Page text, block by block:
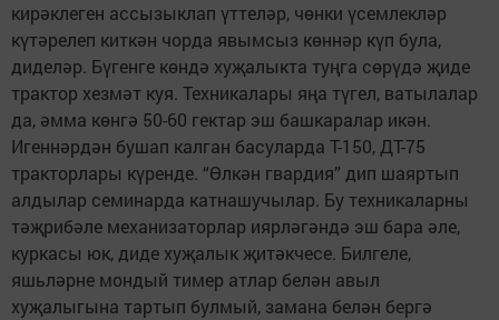
кирәклеген ассызыклап үттеләр, чөнки үсемлекләр
күтәрелеп киткән чорда явымсыз көннәр күп була,
диделәр. Бүгенге көндә хуҗалыкта туңга сөрүдә җиде
трактор хезмәт куя. Техникалары яңа түгел, ватылалар
да, әмма көнгә 50-60 гектар эш башкаралар икән.
Игеннәрдән бушап калган басуларда Т-150, ДТ-75
тракторлары күренде. “Өлкән гвардия” дип шаяртып
алдылар семинарда катнашучылар. Бу техникаларны
тәҗрибәле механизаторлар иярләгәндә эш бара әле,
куркасы юк, диде хуҗалык җитәкчесе. Билгеле,
яшьләрне мондый тимер атлар белән авыл
хуҗалыгына тартып булмый, замана белән бергә